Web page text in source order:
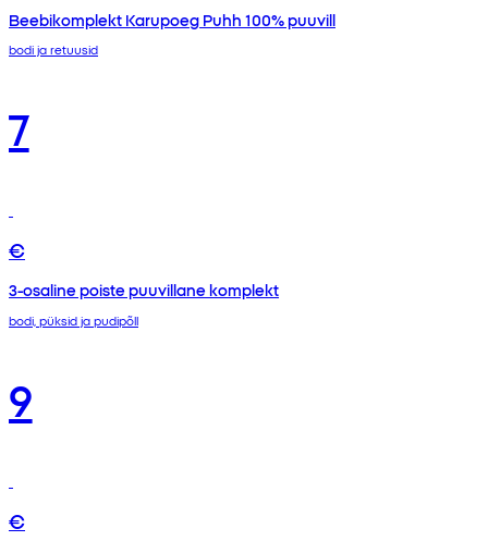
Beebikomplekt Karupoeg Puhh 100% puuvill
bodi ja retuusid
7
€
3-osaline poiste puuvillane komplekt
bodi, püksid ja pudipõll
9
€